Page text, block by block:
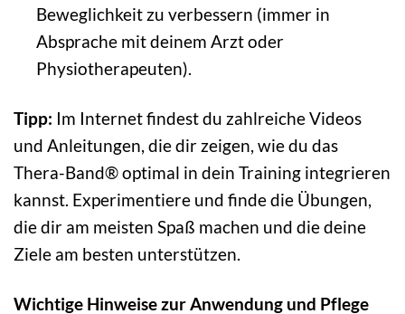
Beweglichkeit zu verbessern (immer in
Absprache mit deinem Arzt oder
Physiotherapeuten).
Tipp: Im Internet findest du zahlreiche Videos
und Anleitungen, die dir zeigen, wie du das
Thera-Band® optimal in dein Training integrieren
kannst. Experimentiere und finde die Übungen,
die dir am meisten Spaß machen und die deine
Ziele am besten unterstützen.
Wichtige Hinweise zur Anwendung und Pflege